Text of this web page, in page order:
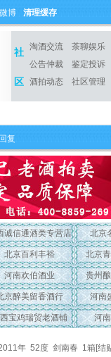
博 清理缓存
社
区
淘酒交流
茶聊娱乐
公告仲裁
鉴定投诉
酒拍动态
社区管理
复
诚信通酒类专营店 北京
北京百利丰裕 北京
河南欢伯酒业 贵州
京醉美留香酒行 河南
宝鸡瑞贸老酒铺 河
年 52度 剑南春 1箱[结